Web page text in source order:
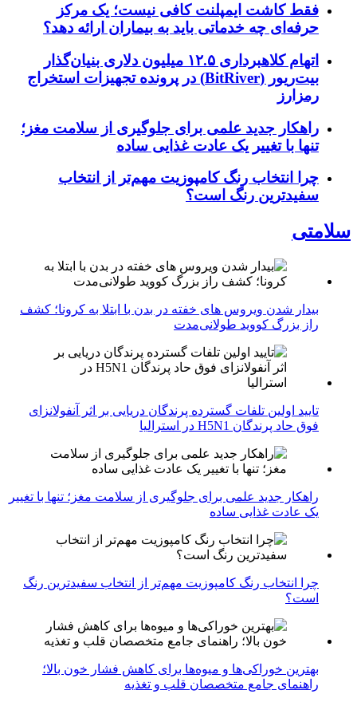
فقط کاشت ایمپلنت کافی نیست؛ یک مرکز
حرفه‌ای چه خدماتی باید به بیماران ارائه دهد؟
اتهام کلاهبرداری ۱۲.۵ میلیون دلاری بنیان‌گذار
بیت‌ریور (BitRiver) در پرونده تجهیزات استخراج
رمزارز
راهکار جدید علمی برای جلوگیری از سلامت مغز؛
تنها با تغییر یک عادت غذایی ساده
چرا انتخاب رنگ کامپوزیت مهم‌تر از انتخاب
سفیدترین رنگ است؟
سلامتی
بیدار شدن ویروس‌ های خفته در بدن با ابتلا به کرونا؛ کشف
راز بزرگ کووید طولانی‌مدت
تایید اولین تلفات گسترده پرندگان دریایی بر اثر آنفولانزای
فوق حاد پرندگان H5N1 در استرالیا
راهکار جدید علمی برای جلوگیری از سلامت مغز؛ تنها با تغییر
یک عادت غذایی ساده
چرا انتخاب رنگ کامپوزیت مهم‌تر از انتخاب سفیدترین رنگ
است؟
بهترین خوراکی‌ها و میوه‌ها برای کاهش فشار خون بالا؛
راهنمای جامع متخصصان قلب و تغذیه